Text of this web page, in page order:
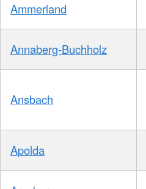
Ammerland
Annaberg-Buchholz
Ansbach
Apolda